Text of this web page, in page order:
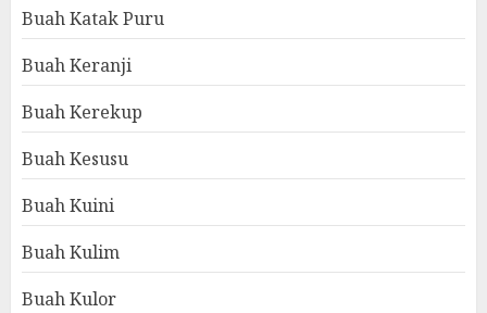
Buah Katak Puru
Buah Keranji
Buah Kerekup
Buah Kesusu
Buah Kuini
Buah Kulim
Buah Kulor